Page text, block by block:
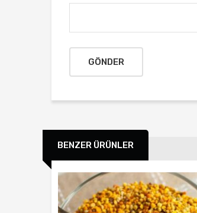
BENZER ÜRÜNLER